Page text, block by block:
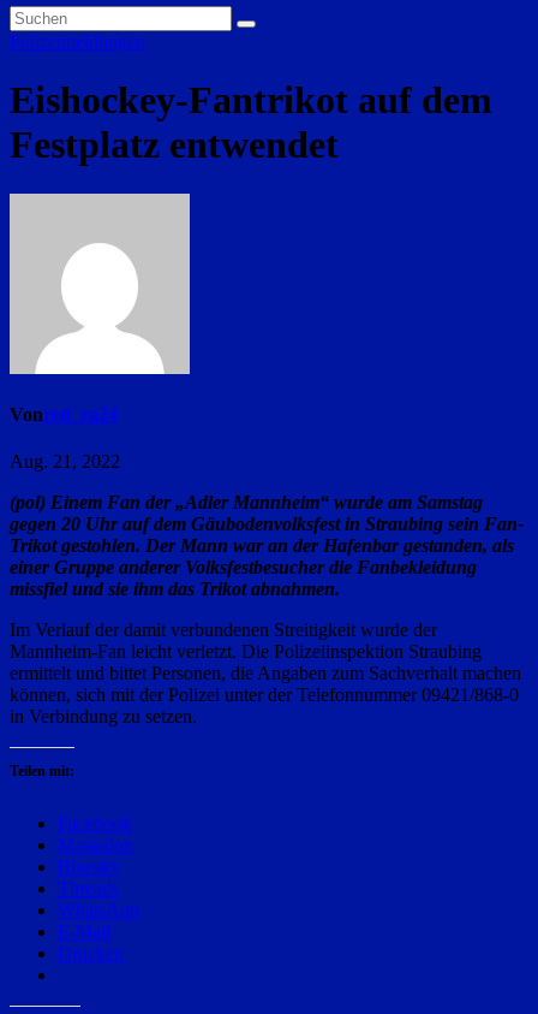
Polizeimeldungen
Eishockey-Fantrikot auf dem
Festplatz entwendet
Vonred_ra24
Aug. 21, 2022
(pol) Einem Fan der „Adler Mannheim“ wurde am Samstag
gegen 20 Uhr auf dem Gäubodenvolksfest in Straubing sein Fan-
Trikot gestohlen. Der Mann war an der Hafenbar gestanden, als
einer Gruppe anderer Volksfestbesucher die Fanbekleidung
missfiel und sie ihm das Trikot abnahmen.
Im Verlauf der damit verbundenen Streitigkeit wurde der
Mannheim-Fan leicht verletzt. Die Polizeiinspektion Straubing
ermittelt und bittet Personen, die Angaben zum Sachverhalt machen
können, sich mit der Polizei unter der Telefonnummer 09421/868-0
in Verbindung zu setzen.
Teilen mit:
Facebook
Mastodon
Bluesky
Threads
WhatsApp
E-Mail
Drucken